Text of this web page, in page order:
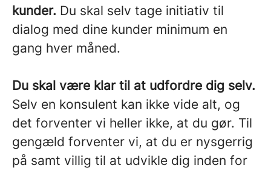
kunder. Du skal selv tage initiativ til
dialog med dine kunder minimum en
gang hver måned.
Du skal være klar til at udfordre dig selv.
Selv en konsulent kan ikke vide alt, og
det forventer vi heller ikke, at du gør. Til
gengæld forventer vi, at du er nysgerrig
på samt villig til at udvikle dig inden for